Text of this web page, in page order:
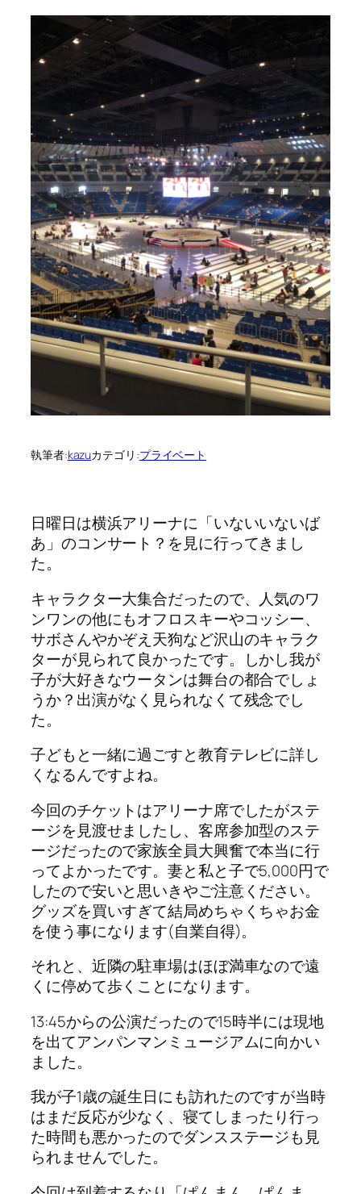
執筆者:kazuカテゴリ:プライベート
日曜日は横浜アリーナに「いないいないば
あ」のコンサート？を見に行ってきまし
た。
キャラクター大集合だったので、人気のワ
ンワンの他にもオフロスキーやコッシー、
サボさんやかぞえ天狗など沢山のキャラク
ターが見られて良かったです。しかし我が
子が大好きなウータンは舞台の都合でしょ
うか？出演がなく見られなくて残念でし
た。
子どもと一緒に過ごすと教育テレビに詳し
くなるんですよね。
今回のチケットはアリーナ席でしたがステ
ージを見渡せましたし、客席参加型のステ
ージだったので家族全員大興奮で本当に行
ってよかったです。妻と私と子で5,000円で
したので安いと思いきやご注意ください。
グッズを買いすぎて結局めちゃくちゃお金
を使う事になります(自業自得)。
それと、近隣の駐車場はほぼ満車なので遠
くに停めて歩くことになります。
13:45からの公演だったので15時半には現地
を出てアンパンマンミュージアムに向かい
ました。
我が子1歳の誕生日にも訪れたのですが当時
はまだ反応が少なく、寝てしまったり行っ
た時間も悪かったのでダンスステージも見
られませんでした。